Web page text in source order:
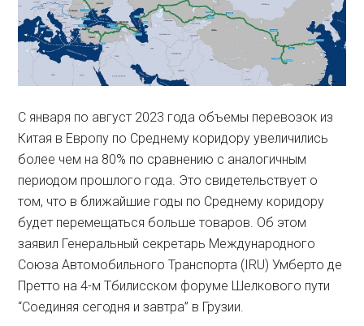
С января по август 2023 года объемы перевозок из
Китая в Европу по Среднему коридору увеличились
более чем на 80% по сравнению с аналогичным
периодом прошлого года. Это свидетельствует о
том, что в ближайшие годы по Среднему коридору
будет перемещаться больше товаров. Об этом
заявил Генеральный секретарь Международного
Союза Автомобильного Транспорта (IRU) Умберто де
Претто на 4-м Тбилисском форуме Шелкового пути
“Соединяя сегодня и завтра” в Грузии.